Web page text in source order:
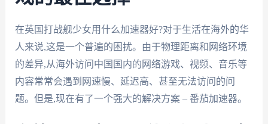
在英国打战舰少女用什么加速器好?对于生活在海外的华
人来说,这是一个普遍的困扰。由于物理距离和网络环境
的差异,从海外访问中国国内的网络游戏、视频、音乐等
内容常常会遇到网速慢、延迟高、甚至无法访问的问
题。但是,现在有了一个强大的解决方案 – 番茄加速器。